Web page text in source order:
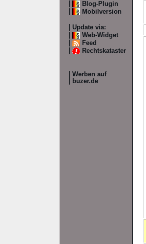
Blog-Plugin
Mobilversion
Update via:
Web-Widget
Feed
Rechtskataster
Werben auf
buzer.de